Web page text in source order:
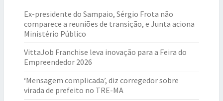
Ex-presidente do Sampaio, Sérgio Frota não
comparece a reuniões de transição, e Junta aciona
Ministério Público
VittaJob Franchise leva inovação para a Feira do
Empreendedor 2026
‘Mensagem complicada’, diz corregedor sobre
virada de prefeito no TRE-MA